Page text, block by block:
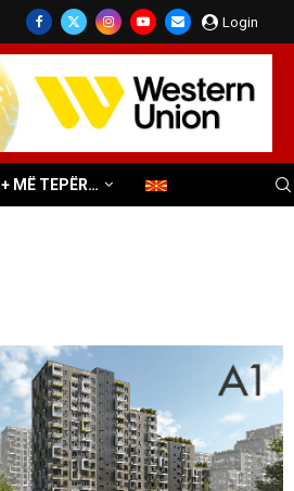
Login
+ MË TEPËR…